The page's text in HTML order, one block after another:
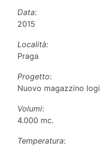
Data:
2015
Località:
Praga
Progetto:
Nuovo magazzino
Volumi:
4.000 mc.
Temperatura: